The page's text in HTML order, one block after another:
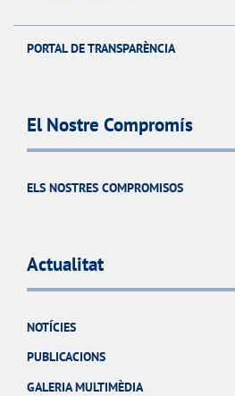
PORTAL DE TRANSPARÈNCIA
El Nostre Compromís
ELS NOSTRES COMPROMISOS
Actualitat
NOTÍCIES
PUBLICACIONS
GALERIA MULTIMÈDIA